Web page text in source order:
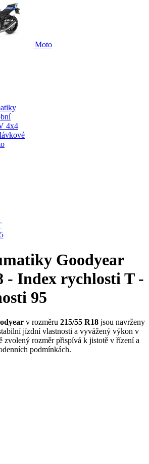
Moto
4x4
Goodyear
- Index rychlosti T -
95
v rozměru 215/55 R18 jsou navrženy
jízdní vlastnosti a vyvážený výkon v
zvolený rozměr přispívá k jistotě v řízení a
podmínkách.